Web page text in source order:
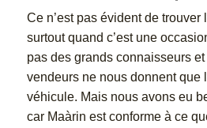
Ce n’est pas évident de trouver
surtout quand c’est une
pas des grands connaisseurs
vendeurs ne nous donnent que
véhicule. Mais nous avons eu
car Maàrin est conforme à ce